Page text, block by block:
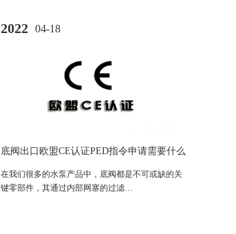
2022 04-18
底阀出口欧盟CE认证PED指令申请需要什么
材料
在我们很多的水泵产品中，底阀都是不可或缺的关
键零部件，其通过内部网塞的过滤…